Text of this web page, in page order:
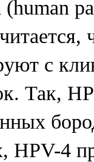
(human
с
Так,
HPV-4